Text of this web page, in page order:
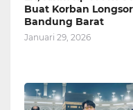
Buat Korban Longsor
Bandung Barat
Januari 29, 2026